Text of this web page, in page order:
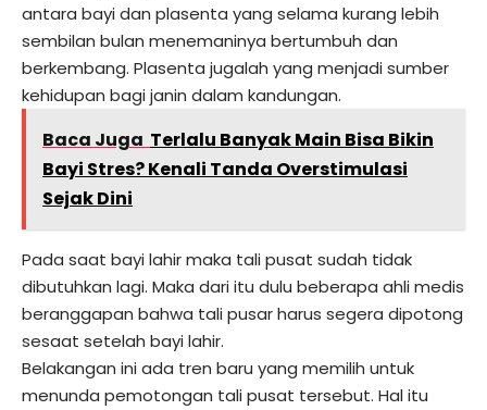
antara bayi dan plasenta yang selama kurang lebih
sembilan bulan menemaninya bertumbuh dan
berkembang. Plasenta jugalah yang menjadi sumber
kehidupan bagi janin dalam kandungan.
Baca Juga Terlalu Banyak Main Bisa Bikin
Bayi Stres? Kenali Tanda Overstimulasi
Sejak Dini
Pada saat bayi lahir maka tali pusat sudah tidak
dibutuhkan lagi. Maka dari itu dulu beberapa ahli medis
beranggapan bahwa tali pusar harus segera dipotong
sesaat setelah bayi lahir.
Belakangan ini ada tren baru yang memilih untuk
menunda pemotongan tali pusat tersebut. Hal itu